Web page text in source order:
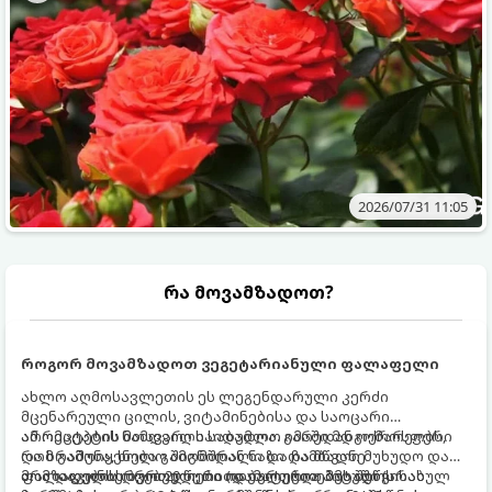
2026/07/31 11:05
რა მოვამზადოთ?
როგორ მოვამზადოთ ვეგეტარიანული ფალაფელი
ახლო აღმოსავლეთის ეს ლეგენდარული კერძი
მცენარეული ცილის, ვიტამინებისა და საოცარი
არომატების ნამდვილი საბადოა. გარედან ოქროსფერი
და ხრაშუნა, ხოლო შიგნიდან ნაზი და მწვანე
ფალაფელის ბურთულები იდეალურია პიტაში (არაბულ
ამ რეცეპტის მთავარი საიდუმლო იმაში მდგომარეობს,
რომ გამოიყენება გამომშრალი და ჩამბალი მუხუდო და
არა დაკონსერვებული, რათა ბურთულებმა შეწვისას
მომზადების დრო: 20 წუთი (დამატებით მუხუდოს